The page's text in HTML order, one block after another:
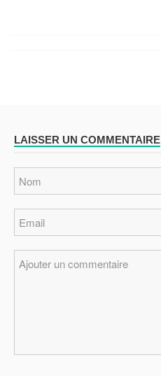
LAISSER UN COMMENTAIRE